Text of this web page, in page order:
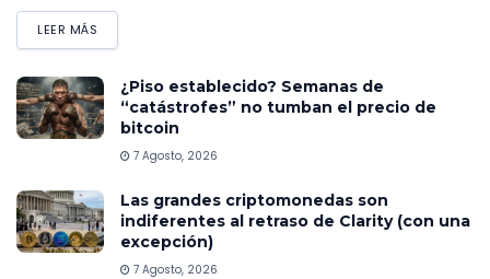
LEER MÁS
¿Piso establecido? Semanas de
“catástrofes” no tumban el precio de
bitcoin
7 Agosto, 2026
Las grandes criptomonedas son
indiferentes al retraso de Clarity (con una
excepción)
7 Agosto, 2026